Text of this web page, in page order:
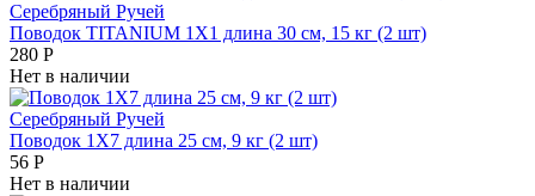
Серебряный Ручей
Поводок TITANIUM 1Х1 длина 30 см, 15 кг (2 шт)
280 Р
Нет в наличии
Серебряный Ручей
Поводок 1Х7 длина 25 см, 9 кг (2 шт)
56 Р
Нет в наличии